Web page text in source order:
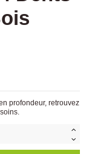
profondeur, retrouvez